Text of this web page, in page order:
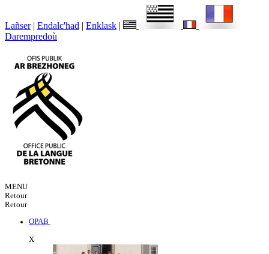
Lañser | Endalc'had | Enklask |
Darempredoù
MENU
Retour
Retour
OPAB
X